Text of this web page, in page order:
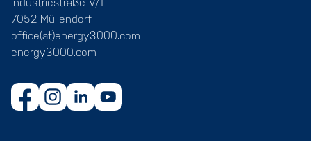
7052 Müllendorf
office(at)energy3000.com
energy3000.com